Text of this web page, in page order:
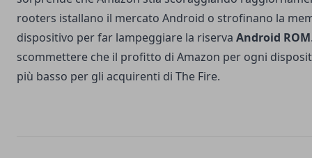
rooters istallano il mercato Android o strofinano la
dispositivo per far lampeggiare la riserva Android ROM
scommettere che il profitto di Amazon per ogni
più basso per gli acquirenti di The Fire.